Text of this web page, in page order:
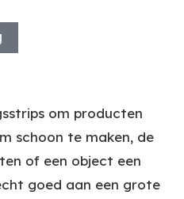
om producten
schoon te maken, de
of een object een
goed aan een grote